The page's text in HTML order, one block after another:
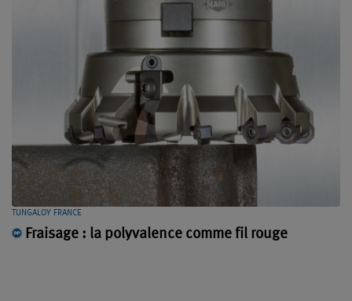
TUNGALOY FRANCE
Fraisage : la polyvalence comme fil rouge